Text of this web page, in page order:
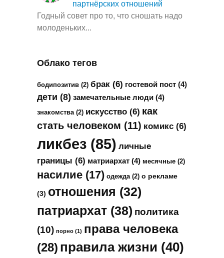
партнёрских отношений
Годный совет про то, что сношать надо
молоденьких...
Облако тегов
бодипозитив (2) брак (6) гостевой пост (4)
дети (8) замечательные люди (4)
знакомства(2) искусство (6) как
стать человеком (11) комикс (6)
ликбез (85) личные
границы (6) матриархат (4) месячные (2)
насилие (17) одежда(2) о рекламе
(3) отношения (32)
патриархат (38) политика
(10) порно (1) права человека
(28) правила жизни (40)